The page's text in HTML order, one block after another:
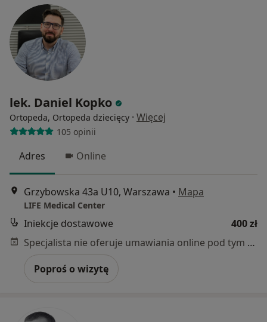
lek. Daniel Kopko
Ortopeda, Ortopeda dziecięcy · Więcej
105 opinii
Adres Online
Grzybowska 43a U10, Warszawa • Mapa
LIFE Medical Center
Iniekcje dostawowe
400 zł
Specjalista nie oferuje umawiania online pod tym adresem.
Poproś o wizytę